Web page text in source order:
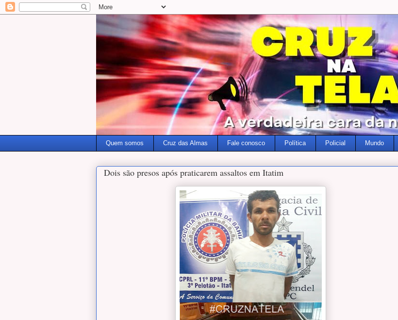
Quem somos Cruz das Almas Fale conosco Política Policial Mundo
Dois são presos após praticarem assaltos em Itatim